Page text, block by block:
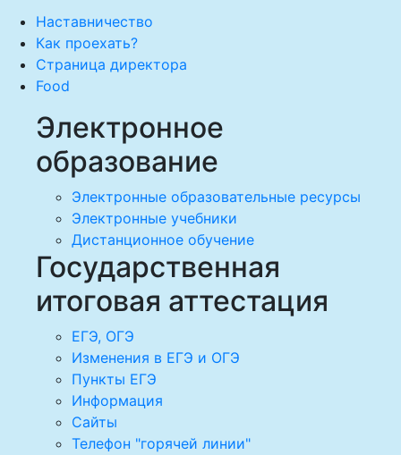
Наставничество
Как проехать?
Страница директора
Food
Электронное
образование
Электронные образовательные ресурсы
Электронные учебники
Дистанционное обучение
Государственная
итоговая аттестация
ЕГЭ, ОГЭ
Изменения в ЕГЭ и ОГЭ
Пункты ЕГЭ
Информация
Сайты
Телефон "горячей линии"